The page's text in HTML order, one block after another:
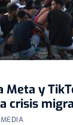
Meta y
crisis